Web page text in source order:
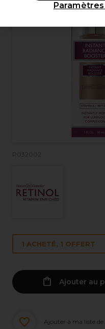
P032002
1 ACHETÉ, 1 OFFERT
Ajouter au
Ajouter à ma liste